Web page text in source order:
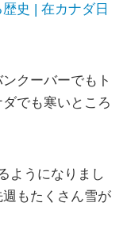
史 | 在カナダ日
クーバーでもト
でも寒いところ
ようになりまし
もたくさん雪が